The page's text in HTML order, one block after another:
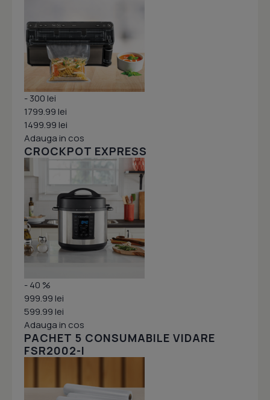
- 300 lei
1799.99 lei
1499.99 lei
Adauga in cos
CROCKPOT EXPRESS
- 40 %
999.99 lei
599.99 lei
Adauga in cos
PACHET 5 CONSUMABILE VIDARE
FSR2002-I